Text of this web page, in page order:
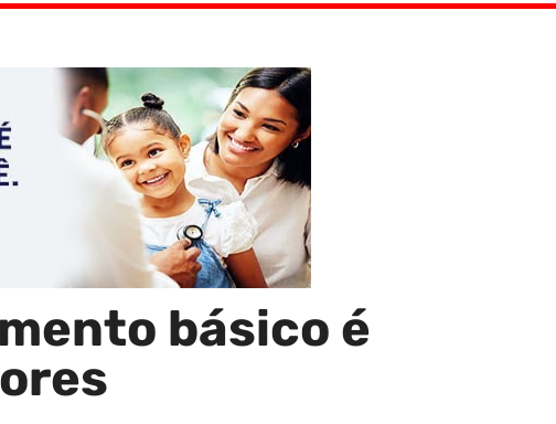
básico é